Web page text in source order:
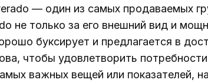
— один из самых продаваемых
не только за его внешний вид и
буксирует и предлагается в
чтобы удовлетворить
важных вещей или показателей,